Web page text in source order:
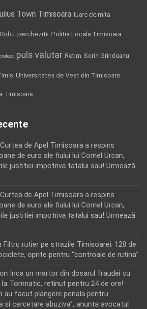
Town Timisoara luare de mita
perchezitii Politia Locala Timisoara
puls valutar Retim Sorin Grindeanu
Universitatea de Vest din Timisoara
Timisoara
de Apel Timisoara a respins
de euro ale fiului lui Cornel Urcan,
justitiei impotriva tatalui sau! Urmează
de Apel Timisoara a respins
de euro ale fiului lui Cornel Urcan,
justitiei impotriva tatalui sau! Urmează
Filtru rutier pe strazile Timisoarei: 128 de
oprite pentru “controale de rutina”
on Inca un martor din dosarul fraudei cu
Tomnatic, retinut pentru 24 de ore!
au facut plangere penala pentru
si cercetare abuziva”, anunta avocatul